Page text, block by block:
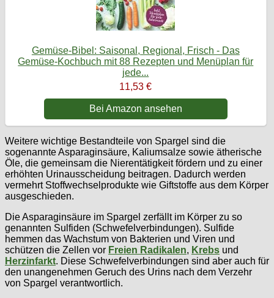
Gemüse-Bibel: Saisonal, Regional, Frisch - Das
Gemüse-Kochbuch mit 88 Rezepten und Menüplan für
jede...
11,53 €
Bei Amazon ansehen
Weitere wichtige Bestandteile von Spargel sind die
sogenannte Asparaginsäure, Kaliumsalze sowie ätherische
Öle, die gemeinsam die Nierentätigkeit fördern und zu einer
erhöhten Urinausscheidung beitragen. Dadurch werden
vermehrt Stoffwechselprodukte wie Giftstoffe aus dem Körper
ausgeschieden.
Die Asparaginsäure im Spargel zerfällt im Körper zu so
genannten Sulfiden (Schwefelverbindungen). Sulfide
hemmen das Wachstum von Bakterien und Viren und
schützen die Zellen vor Freien Radikalen, Krebs und
Herzinfarkt. Diese Schwefelverbindungen sind aber auch für
den unangenehmen Geruch des Urins nach dem Verzehr
von Spargel verantwortlich.